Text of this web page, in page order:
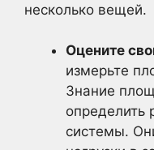
несколько вещей.
Оцените
измерьте
Знание
определить
системы.